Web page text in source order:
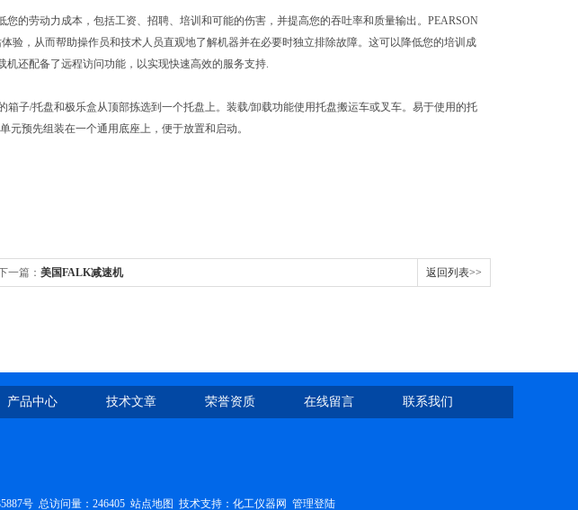
的劳动力成本，包括工资、招聘、培训和可能的伤害，并提高您的吞吐率和质量输出。PEARSON
验，从而帮助操作员和技术人员直观地了解机器并在必要时独立排除故障。这可以降低您的培训成
还配备了远程访问功能，以实现快速高效的服务支持.
箱子/托盘和极乐盒从顶部拣选到一个托盘上。装载/卸载功能使用托盘搬运车或叉车。易于使用的托
预先组装在一个通用底座上，便于放置和启动。
一篇： 美国FALK减速机 返回列表>>
产品中心 技术文章 荣誉资质 在线留言 联系我们
号 总访问量：246405 站点地图 技术支持： 化工仪器网 管理登陆